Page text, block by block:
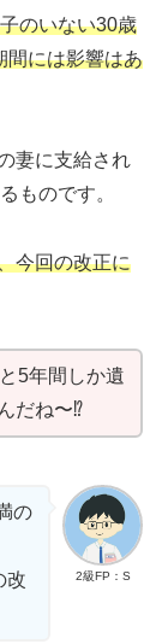
のいない30歳
間には影響はあ
妻に支給され
ものです。
今回の改正に
5年間しか遺
だね〜⁉︎
2級FP：S
の
改